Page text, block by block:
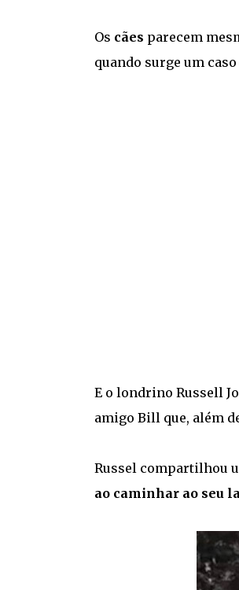
Os cães parecem
quando surge um
E o londrino Russell
amigo Bill que, além
Russel compartilhou
ao caminhar ao seu